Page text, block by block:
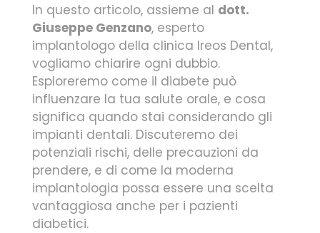
In questo articolo, assieme al dott.
Giuseppe Genzano, esperto
implantologo della clinica Ireos Dental,
vogliamo chiarire ogni dubbio.
Esploreremo come il diabete può
influenzare la tua salute orale, e cosa
significa quando stai considerando gli
impianti dentali. Discuteremo dei
potenziali rischi, delle precauzioni da
prendere, e di come la moderna
implantologia possa essere una scelta
vantaggiosa anche per i pazienti
diabetici.